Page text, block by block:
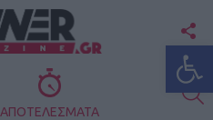
ΑΠΟΤΕΛΕΣΜΑΤΑ